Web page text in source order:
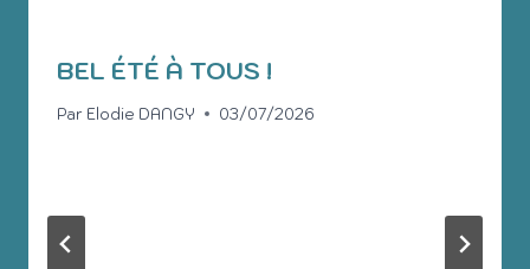
BEL ÉTÉ À TOUS !
Par Elodie DANGY 03/07/2026